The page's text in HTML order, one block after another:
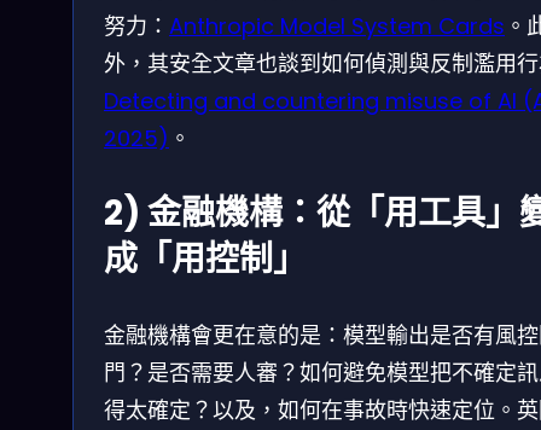
努力： Anthropic Model System Cards 。
外，其安全文章也談到如何偵測與反制濫用
Detecting and countering misuse of AI
2025) 。
2) 金融機構：從「用工具」
成「用控制」
金融機構會更在意的是：模型輸出是否有風
門？是否需要人審？如何避免模型把不確定
得太確定？以及，如何在事故時快速定位。